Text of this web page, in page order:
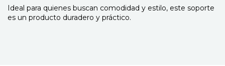
Ideal para quienes buscan comodidad y estilo, este soporte
es un producto duradero y práctico.